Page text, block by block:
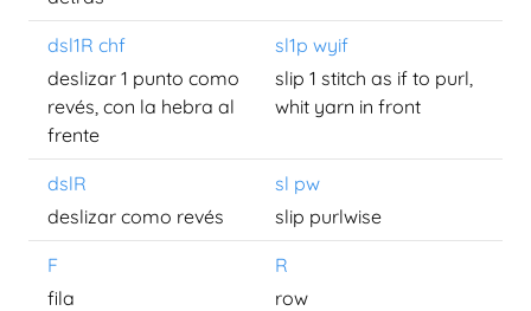
dsl1R chf
sl1p wyif
deslizar 1 punto como
revés, con la hebra al
frente
slip 1 stitch as if to purl,
whit yarn in front
dslR
sl pw
deslizar como revés
slip purlwise
F
R
fila
row